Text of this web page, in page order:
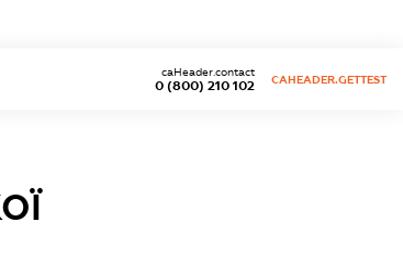
0 (800) 210 102
caHeader.contact
CAHEADER.GETTEST